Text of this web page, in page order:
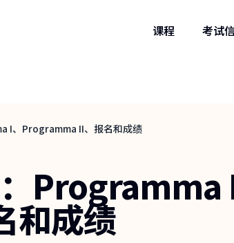
课程 考试
I、Programma II、报名和成绩
Programma
和成绩